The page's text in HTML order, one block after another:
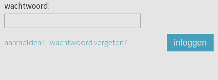
wachtwoord:
aanmelden? | wachtwoord vergeten? inloggen